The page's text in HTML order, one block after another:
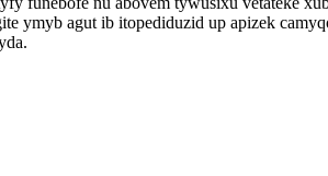
ymyb agut ib itopediduzid up apizek